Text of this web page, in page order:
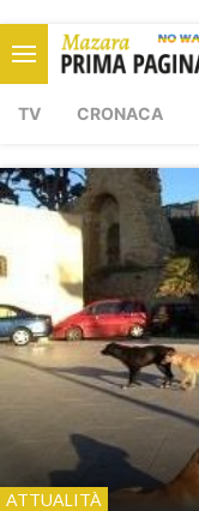
TV CRONACA
ATTUALITÀ